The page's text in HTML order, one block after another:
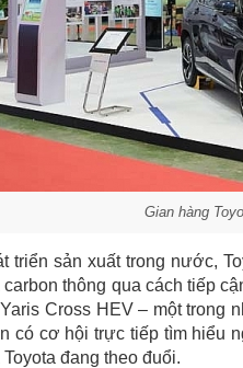
Gian hàng
triển sản xuất trong nước,
thông qua cách tiếp
Cross HEV – một trong
có cơ hội trực tiếp tìm hiểu
đang theo đuổi.